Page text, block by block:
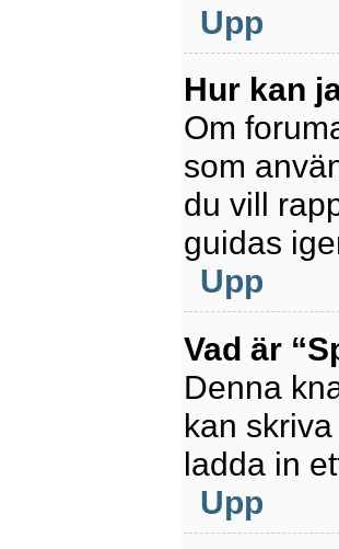
Upp
Hur kan
Om
som
du vill
guidas
Upp
Vad är
Denna
kan
ladda in
Upp